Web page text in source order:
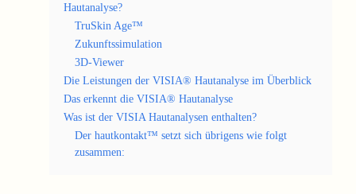
Hautanalyse?
TruSkin Age™
Zukunftssimulation
3D-Viewer
Die Leistungen der VISIA® Hautanalyse im Überblick
Das erkennt die VISIA® Hautanalyse
Was ist der VISIA Hautanalysen enthalten?
Der hautkontakt™ setzt sich übrigens wie folgt
zusammen: